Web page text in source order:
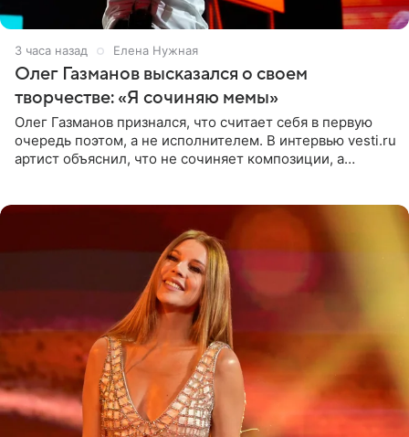
3 часа назад Елена Нужная
Олег Газманов высказался о своем
творчестве: «Я сочиняю мемы»
Олег Газманов признался, что считает себя в первую
очередь поэтом, а не исполнителем. В интервью vesti.ru
артист объяснил, что не сочиняет композиции, а